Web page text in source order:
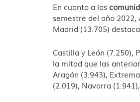
En cuanto a las
semestre del año 2022,
Madrid (13.705)
Castilla y León (7.250),
la mitad que las
Aragón (3.943),
(2.019), Navarra